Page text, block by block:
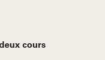
cours